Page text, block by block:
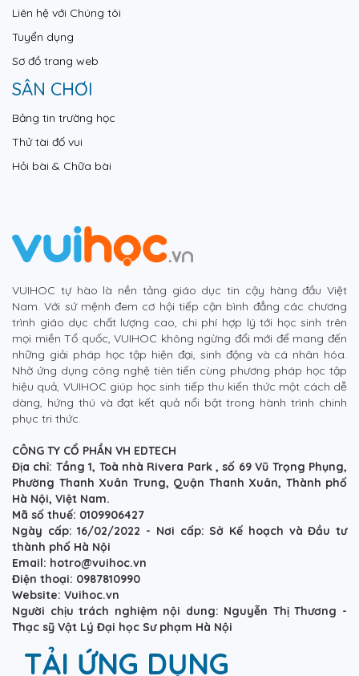
Liên hệ với Chúng tôi
Tuyển dụng
Sơ đồ trang web
SÂN CHƠI
Bảng tin trường học
Thử tài đố vui
Hỏi bài & Chữa bài
VUIHOC tự hào là nền tảng giáo dục tin cậy hàng đầu Việt
Nam. Với sứ mệnh đem cơ hội tiếp cận bình đẳng các chương
trình giáo dục chất lượng cao, chi phí hợp lý tới học sinh trên
mọi miền Tổ quốc, VUIHOC không ngừng đổi mới để mang đến
những giải pháp học tập hiện đại, sinh động và cá nhân hóa.
Nhờ ứng dụng công nghệ tiên tiến cùng phương pháp học tập
hiệu quả, VUIHOC giúp học sinh tiếp thu kiến thức một cách dễ
dàng, hứng thú và đạt kết quả nổi bật trong hành trình chinh
phục tri thức.
CÔNG TY CỔ PHẦN VH EDTECH
Địa chỉ: Tầng 1, Toà nhà Rivera Park , số 69 Vũ Trọng Phụng,
Phường Thanh Xuân Trung, Quận Thanh Xuân, Thành phố
Hà Nội, Việt Nam.
Mã số thuế: 0109906427
Ngày cấp: 16/02/2022 - Nơi cấp: Sở Kế hoạch và Đầu tư
thành phố Hà Nội
Email: hotro@vuihoc.vn
Điện thoại: 0987810990
Website: Vuihoc.vn
Người chịu trách nghiệm nội dung: Nguyễn Thị Thương -
Thạc sỹ Vật Lý Đại học Sư phạm Hà Nội
TẢI ỨNG DỤNG